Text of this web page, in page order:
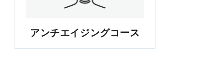
アンチエイジングコース